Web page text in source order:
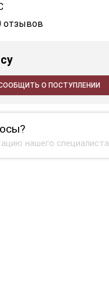
отзывов
О ПОСТУПЛЕНИИ
нашего специалиста